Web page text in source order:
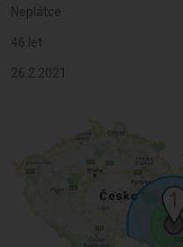
Neplátce
46 let
26.2.2021